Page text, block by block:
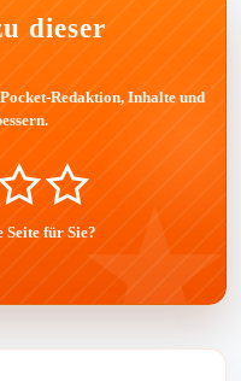
dieser
Redaktion, Inhalte und
für Sie?